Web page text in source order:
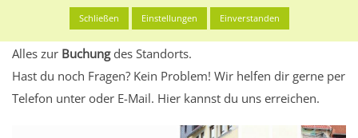
Werbeinhalten informieren.
Alles klar? Dann findest du direkt im unteren Teil dieser Seite
Alles zur Buchungdes Standorts.
Hast du noch Fragen? Kein Problem! Wir helfen dir gerne per
Telefon unter oder E-Mail. Hier kannst du uns erreichen.
Schließen Einstellungen Einverstanden